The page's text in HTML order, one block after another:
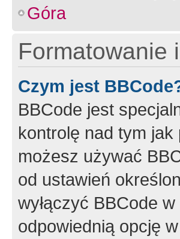
Góra
Formatowanie
Czym jest
BBCode jest
kontrolę nad tym
możesz używać
od ustawień
wyłączyć BBCode
odpowiednią opcję